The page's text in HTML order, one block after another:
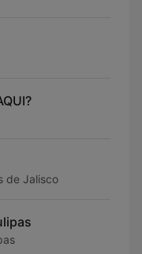
de Jalisco